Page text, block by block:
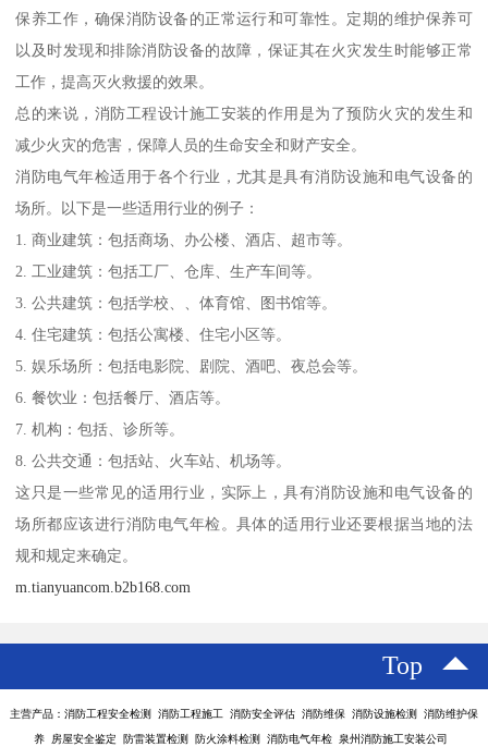
保养工作，确保消防设备的正常运行和可靠性。定期的维护保养可
以及时发现和排除消防设备的故障，保证其在火灾发生时能够正常
工作，提高灭火救援的效果。
总的来说，消防工程设计施工安装的作用是为了预防火灾的发生和
减少火灾的危害，保障人员的生命安全和财产安全。
消防电气年检适用于各个行业，尤其是具有消防设施和电气设备的
场所。以下是一些适用行业的例子：
1. 商业建筑：包括商场、办公楼、酒店、超市等。
2. 工业建筑：包括工厂、仓库、生产车间等。
3. 公共建筑：包括学校、、体育馆、图书馆等。
4. 住宅建筑：包括公寓楼、住宅小区等。
5. 娱乐场所：包括电影院、剧院、酒吧、夜总会等。
6. 餐饮业：包括餐厅、酒店等。
7. 机构：包括、诊所等。
8. 公共交通：包括站、火车站、机场等。
这只是一些常见的适用行业，实际上，具有消防设施和电气设备的
场所都应该进行消防电气年检。具体的适用行业还要根据当地的法
规和规定来确定。
m.tianyuancom.b2b168.com
Top
主营产品：消防工程安全检测 消防工程施工 消防安全评估 消防维保 消防设施检测 消防维护保
养 房屋安全鉴定 防雷装置检测 防火涂料检测 消防电气年检 泉州消防施工安装公司